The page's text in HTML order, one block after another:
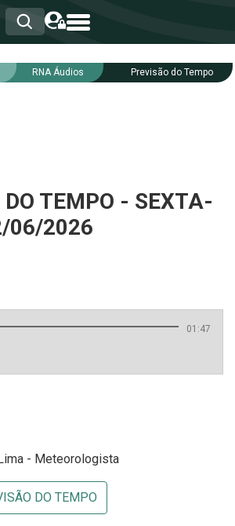
RNA Áudios Previsão do Tempo
DO TEMPO - SEXTA-
06/2026
01:47
- Meteorologista
DO TEMPO